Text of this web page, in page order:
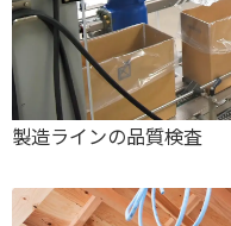
製造ラインの品質検査